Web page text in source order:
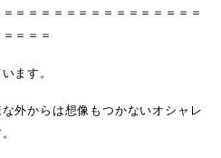
＝＝＝＝＝＝＝＝＝＝＝＝＝＝＝
＝＝＝
ます。
外からは想像もつかないオシャレ